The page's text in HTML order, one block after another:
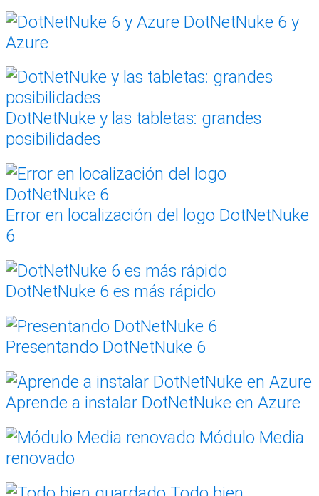
DotNetNuke 6 y
Azure
DotNetNuke y las tabletas: grandes
posibilidades
Error en localización del logo DotNetNuke
6
DotNetNuke 6 es más rápido
Presentando DotNetNuke 6
Aprende a instalar DotNetNuke en Azure
Módulo Media
renovado